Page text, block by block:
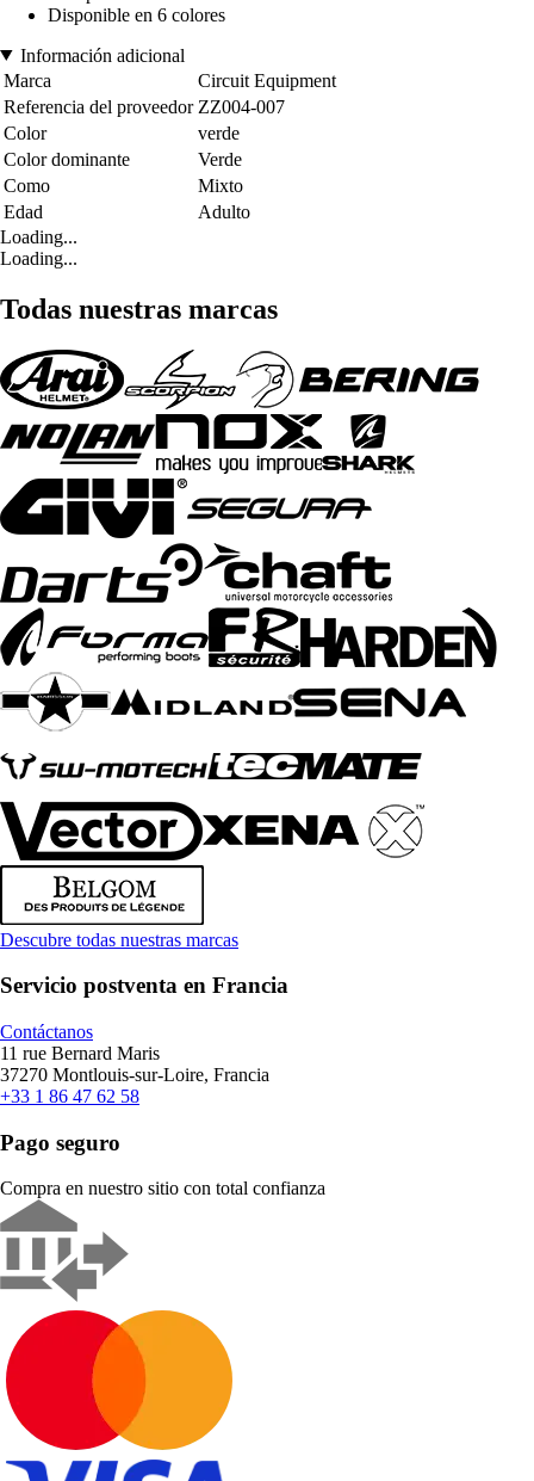
Disponible en 6 colores
Información adicional
Marca
Circuit Equipment
Referencia del proveedor ZZ004-007
Color
verde
Color dominante
Verde
Como
Mixto
Edad
Adulto
Loading...
Loading...
Todas nuestras marcas
Descubre todas nuestras marcas
Servicio postventa en Francia
Contáctanos
11 rue Bernard Maris
37270 Montlouis-sur-Loire, Francia
+33 1 86 47 62 58
Pago seguro
Compra en nuestro sitio con total confianza